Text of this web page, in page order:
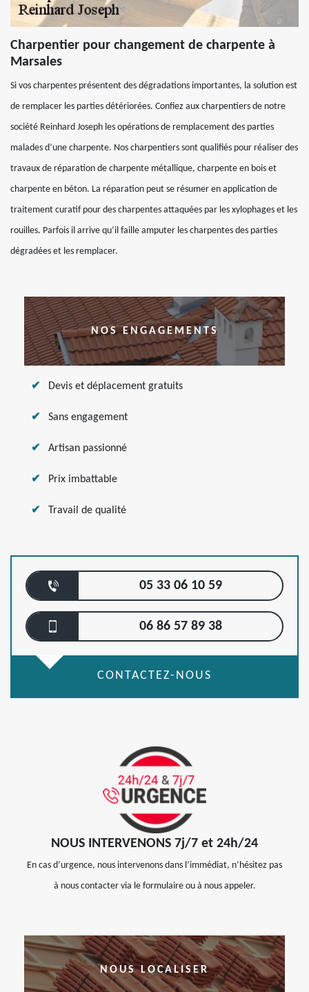
Charpentier pour changement de charpente à
Marsales
Si vos charpentes présentent des dégradations importantes, la solution est
de remplacer les parties détériorées. Confiez aux charpentiers de notre
société Reinhard Joseph les opérations de remplacement des parties
malades d’une charpente. Nos charpentiers sont qualifiés pour réaliser des
travaux de réparation de charpente métallique, charpente en bois et
charpente en béton. La réparation peut se résumer en application de
traitement curatif pour des charpentes attaquées par les xylophages et les
rouilles. Parfois il arrive qu’il faille amputer les charpentes des parties
dégradées et les remplacer.
NOS ENGAGEMENTS
Devis et déplacement gratuits
Sans engagement
Artisan passionné
Prix imbattable
Travail de qualité
05 33 06 10 59
06 86 57 89 38
CONTACTEZ-NOUS
NOUS INTERVENONS 7j/7 et 24h/24
En cas d’urgence, nous intervenons dans l’immédiat, n’hésitez pas
à nous contacter via le formulaire ou à nous appeler.
NOUS LOCALISER